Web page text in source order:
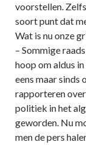
voorstellen.
soort punt dat
Wat is nu onze
– Sommige
hoop om aldus
eens maar sinds
rapporteren
politiek in het
geworden. Nu
men de pers